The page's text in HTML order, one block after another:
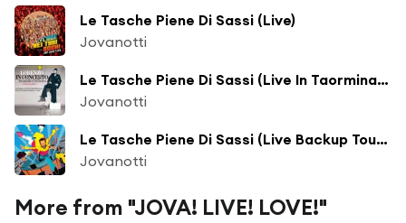
Le Tasche Piene Di Sassi (Live)
Jovanotti
Le Tasche Piene Di Sassi (Live In Taormina/2011)
Jovanotti
Le Tasche Piene Di Sassi (Live Backup Tour 2013)
Jovanotti
More from "JOVA! LIVE! LOVE!"